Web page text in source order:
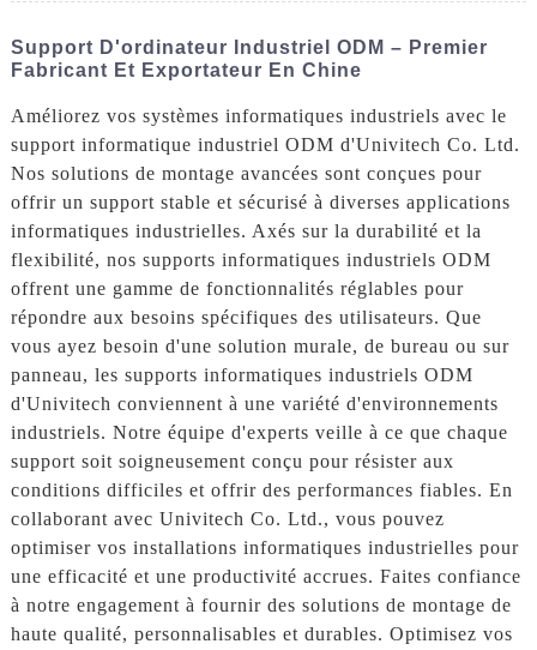
Support D'ordinateur Industriel ODM – Premier
Fabricant Et Exportateur En Chine
Améliorez vos systèmes informatiques industriels avec le
support informatique industriel ODM d'Univitech Co. Ltd.
Nos solutions de montage avancées sont conçues pour
offrir un support stable et sécurisé à diverses applications
informatiques industrielles. Axés sur la durabilité et la
flexibilité, nos supports informatiques industriels ODM
offrent une gamme de fonctionnalités réglables pour
répondre aux besoins spécifiques des utilisateurs. Que
vous ayez besoin d'une solution murale, de bureau ou sur
panneau, les supports informatiques industriels ODM
d'Univitech conviennent à une variété d'environnements
industriels. Notre équipe d'experts veille à ce que chaque
support soit soigneusement conçu pour résister aux
conditions difficiles et offrir des performances fiables. En
collaborant avec Univitech Co. Ltd., vous pouvez
optimiser vos installations informatiques industrielles pour
une efficacité et une productivité accrues. Faites confiance
à notre engagement à fournir des solutions de montage de
haute qualité, personnalisables et durables. Optimisez vos